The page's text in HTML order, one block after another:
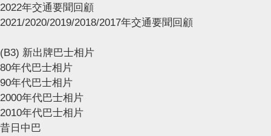
2022年交通要聞回顧
2021/2020/2019/2018/2017年交通要聞回顧
(B3) 新出牌巴士相片
80年代巴士相片
90年代巴士相片
2000年代巴士相片
2010年代巴士相片
昔日中巴